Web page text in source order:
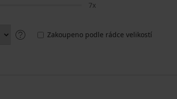
7x
Zakoupeno podle rádce velikostí